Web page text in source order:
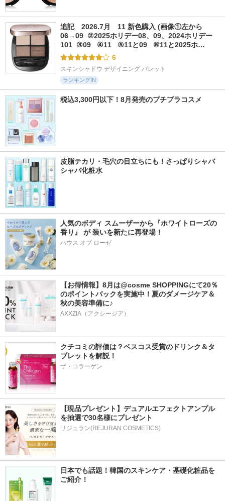
追記　2026.7月　11 新色購入 (画像①左から
06→09  ②2025ホリデー08、09、2024ホリデー
101  ③09   ④11   ⑤11と09   ⑥11と2025ホ…
6
スキンシャドウ デザイニング パレット
ランキングIN
税込3,300円以下！8月発売のプチプラコスメ
皮脂テカリ・毛穴の目立ちにも！さっぱりシャバ
シャバ化粧水
人気のボディ スムーザーから『ホワイトローズの
香り』 が 装いを新たに再登場！
ハウス オブ ローゼ
【お得情報】8月は@cosme SHOPPINGにて20％
のポイントバックを実施中！夏のダメージケア＆
秋の美容準備に♪
AXXZIA（アクシージア）
クチコミの評価は？ベスコス受賞のドリンク＆タ
ブレットを解説！
ザ・コラーゲン
【現品プレゼント】デュアルエフェクトアンプル
を抽選で30名様にプレゼント
リジュラン(REJURAN COSMETICS)
日本でも話題！韓国のスキンケア・基礎化粧品を
ご紹介！